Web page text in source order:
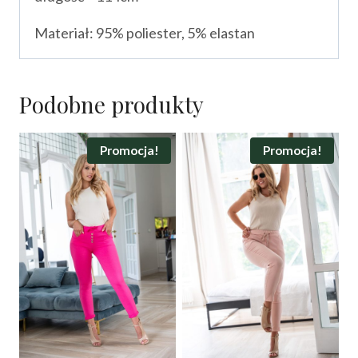
Materiał: 95% poliester, 5% elastan
Podobne produkty
Promocja! Promocja!